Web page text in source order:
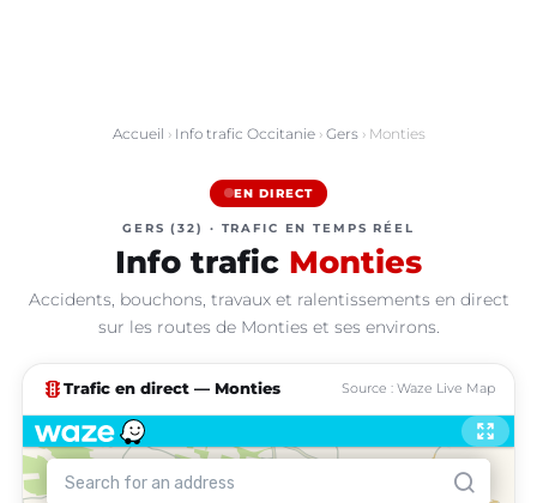
Accueil › Info trafic Occitanie› Gers› Monties
EN DIRECT
GERS (32) · TRAFIC EN TEMPS RÉEL
Info trafic Monties
Accidents, bouchons, travaux et ralentissements en direct
sur les routes de Monties et ses environs.
traffic Trafic en direct — Monties Source : Waze Live Map